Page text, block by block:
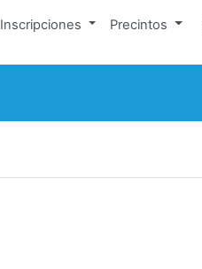
Inscripciones Precintos